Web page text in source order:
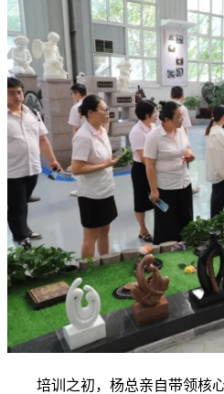
培训之初，杨总亲自带领核心